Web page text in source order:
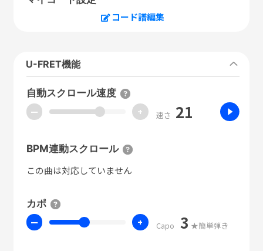
コード譜編集
U-FRET機能
自動スクロール速度
ー + 速さ 21
BPM連動スクロール
この曲は対応していません
カポ
ー + Capo 3 ★簡単弾き